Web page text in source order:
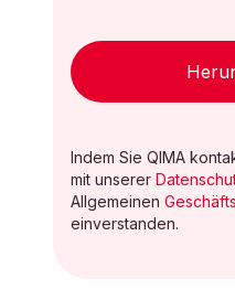
Indem Sie QIMA
mit unserer
Allgemeinen
einverstanden.